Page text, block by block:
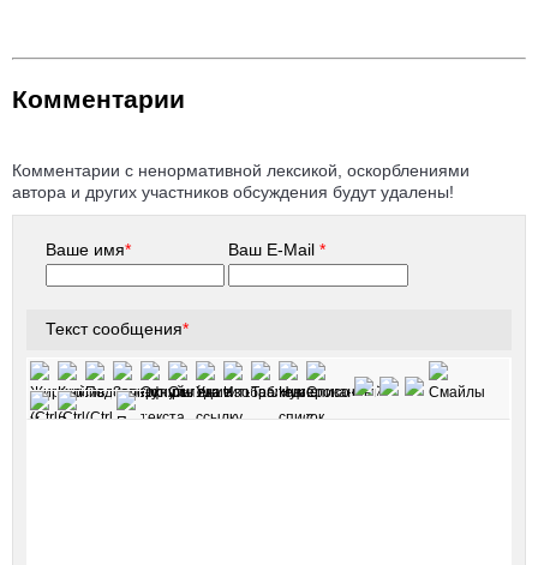
Комментарии
Комментарии с ненормативной лексикой, оскорблениями
автора и других участников обсуждения будут удалены!
Ваше имя* Ваш E-Mail*
Текст сообщения*